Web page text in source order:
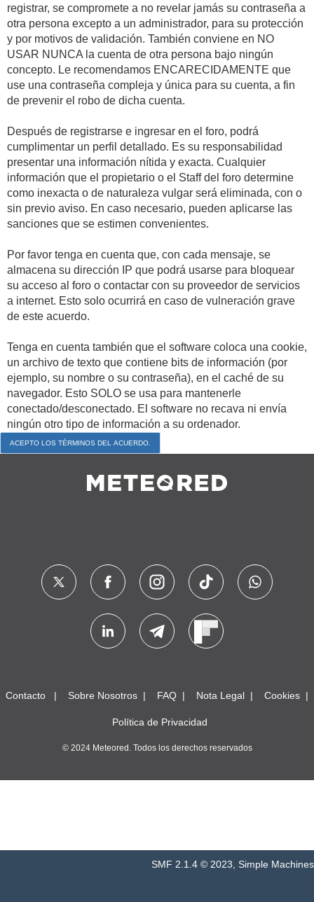
registrar, se compromete a no revelar jamás su contraseña a
otra persona excepto a un administrador, para su protección
y por motivos de validación. También conviene en NO
USAR NUNCA la cuenta de otra persona bajo ningún
concepto. Le recomendamos ENCARECIDAMENTE que
use una contraseña compleja y única para su cuenta, a fin
de prevenir el robo de dicha cuenta.
Después de registrarse e ingresar en el foro, podrá
cumplimentar un perfil detallado. Es su responsabilidad
presentar una información nítida y exacta. Cualquier
información que el propietario o el Staff del foro determine
como inexacta o de naturaleza vulgar será eliminada, con o
sin previo aviso. En caso necesario, pueden aplicarse las
sanciones que se estimen convenientes.
Por favor tenga en cuenta que, con cada mensaje, se
almacena su dirección IP que podrá usarse para bloquear
su acceso al foro o contactar con su proveedor de servicios
a internet. Esto solo ocurrirá en caso de vulneración grave
de este acuerdo.
Tenga en cuenta también que el software coloca una cookie,
un archivo de texto que contiene bits de información (por
ejemplo, su nombre o su contraseña), en el caché de su
navegador. Esto SOLO se usa para mantenerle
conectado/desconectado. El software no recava ni envía
ningún otro tipo de información a su ordenador.
Contacto Sobre Nosotros FAQ Nota Legal Cookies
Política de Privacidad
© 2024 Meteored. Todos los derechos reservados
SMF 2.1.4 © 2023 Simple Machines